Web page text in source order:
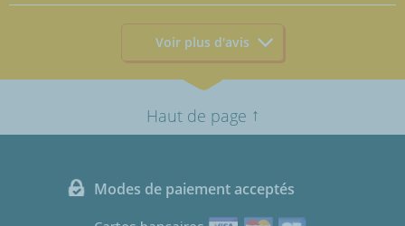
Voir plus d'avis
Haut de page ↑
Modes de paiement acceptés